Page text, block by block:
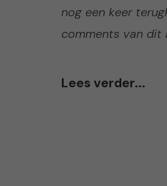
nog een keer
comments van dit
Lees verder...